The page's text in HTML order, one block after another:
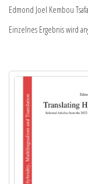
Edmond Joel Kembou
Einzelnes Ergebnis wird